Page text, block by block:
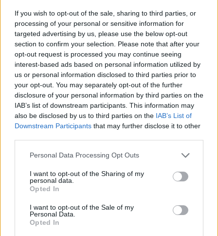
If you wish to opt-out of the sale, sharing to third parties, or
processing of your personal or sensitive information for
targeted advertising by us, please use the below opt-out
section to confirm your selection. Please note that after your
opt-out request is processed you may continue seeing
interest-based ads based on personal information utilized by
us or personal information disclosed to third parties prior to
your opt-out. You may separately opt-out of the further
disclosure of your personal information by third parties on the
IAB’s list of downstream participants. This information may
also be disclosed by us to third parties on the IAB’s List of
Downstream Participants that may further disclose it to other
Personal Data Processing Opt Outs
I want to opt-out of the Sharing of my
personal data.
Opted In
I want to opt-out of the Sale of my
Personal Data.
Opted In
Utilizzare l’applicazione significa anche non perdere mai più
l’auricolare. ConFind My Jabraogni volta che l’auricolare viene
utilizzato, la sua posizione è “taggata”. Quindi, in caso di
smarrimento, è possibile utilizzare la mappa visibile sul proprio
smartphone per individuarlo in modo rapido. Si può perfino attivare
un suono per rendere la ricerca ancora più facile.
Caratteristiche e specifiche tecniche
Versione